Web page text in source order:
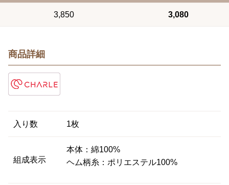
3,850 3,080
商品詳細
入り数 1枚
組成表示
本体：綿100%
ヘム柄糸：ポリエステル100%